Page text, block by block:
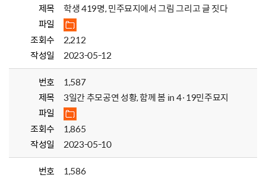
제목
학생 419명, 민주묘지에서 그림 그리고 글 짓다
파일
조회수
2,212
작성일
2023-05-12
번호
1,587
제목
3일간 추모공연 성황, 함께 봄 in 4·19민주묘지
파일
조회수
1,865
작성일
2023-05-10
번호
1,586